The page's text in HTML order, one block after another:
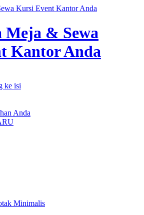
Meja & Sewa
Kantor Anda
ke isi
Anda
Minimalis